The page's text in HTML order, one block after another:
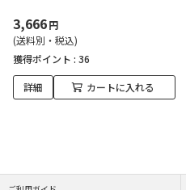
3,666円
(送料別・税込)
獲得ポイント : 36
詳細 カートに入れる